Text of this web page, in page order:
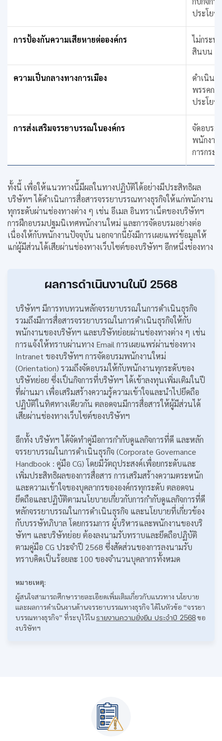
ประโย
การป้องกันความเสียหายต่อองค์กร
ไม่กระท
สินบน ทั้
ความเป็นกลางทางการเมือง
ดำเนินธุ
พรรคกา
ประโยช
การส่งเสริมจรรยาบรรณในองค์กร
จัดอบรม
พนักงาน
การกระ
ทั้งนี้ เพื่อให้แนวทางนี้มีผลในทางปฏิบัติได้อย่างมีประสิทธิผล
บริษัทฯ ได้ดำเนินการสื่อสารจรรยาบรรณทางธุรกิจให้แก่พนักงาน
ทุกระดับผ่านช่องทางต่าง ๆ เช่น อีเมล อินทราเน็ตของบริษัทฯ
การฝึกอบรมปฐมนิเทศพนักงานใหม่ และการจัดอบรมอย่างต่อ
เนื่องให้กับพนักงานปัจจุบัน นอกจากนี้ยังมีการเผยแพร่ข้อมูลให้
แก่ผู้มีส่วนได้เสียผ่านช่องทางเว็บไซต์ของบริษัทฯ อีกหนึ่งช่องทาง
ผลการดำเนินงานในปี 2568
บริษัทฯ มีการทบทวนหลักจรรยาบรรณในการดำเนินธุรกิจ
รวมถึงมีการสื่อสารจรรยาบรรณในการดำเนินธุรกิจให้กับ
พนักงานของบริษัทฯ และบริษัทย่อยผ่านช่องทางต่าง ๆ เช่น
การแจ้งให้ทราบผ่านทาง Email การเผยแพร่ผ่านช่องทาง
Intranet ของบริษัทฯ การจัดอบรมพนักงานใหม่
(Orientation) รวมถึงจัดอบรมให้กับพนักงานทุกระดับของ
บริษัทย่อย ซึ่งเป็นกิจการที่บริษัทฯ ได้เข้าลงทุนเพิ่มเติมในปี
ที่ผ่านมา เพื่อเสริมสร้างความรู้ความเข้าใจและนำไปยึดถือ
ปฏิบัติในทิศทางเดียวกัน ตลอดจนมีการสื่อสารให้ผู้มีส่วนได้
เสียผ่านช่องทางเว็บไซต์ของบริษัทฯ
อีกทั้ง บริษัทฯ ได้จัดทำคู่มือการกำกับดูแลกิจการที่ดี และหลัก
จรรยาบรรณในการดำเนินธุรกิจ (Corporate Governance
Handbook : คู่มือ CG) โดยมีวัตถุประสงค์เพื่อยกระดับและ
เพิ่มประสิทธิผลของการสื่อสาร การเสริมสร้างความตระหนัก
และความเข้าใจของบุคลากรขององค์กรทุกระดับ ตลอดจน
ยึดถือและปฏิบัติตามนโยบายเกี่ยวกับการกำกับดูแลกิจการที่ดี
หลักจรรยาบรรณในการดำเนินธุรกิจ และนโยบายที่เกี่ยวข้อง
กับบรรษัทภิบาล โดยกรรมการ ผู้บริหารและพนักงานของบริ
ษัทฯ และบริษัทย่อย ต้องลงนามรับทราบและยึดถือปฏิบัติ
ตามคู่มือ CG ประจำปี 2568 ซึ่งสัดส่วนของการลงนามรับ
ทราบคิดเป็นร้อยละ 100 ของจำนวนบุคลากรทั้งหมด
หมายเหตุ:
ผู้สนใจสามารถศึกษารายละเอียดเพิ่มเติมเกี่ยวกับแนวทาง นโยบาย
และผลการดำเนินงานด้านจรรยาบรรณทางธุรกิจ ได้ในหัวข้อ “จรรยา
บรรณทางธุรกิจ” ที่ระบุไว้ในรายงานความยั่งยืน ประจำปี 2568ขอ
งบริษัทฯ